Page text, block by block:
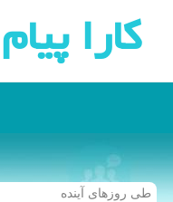
كارا پیام
طی روزهای آینده